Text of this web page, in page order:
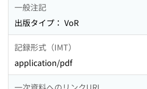
一般注記
出版タイプ： VoR
記録形式（IMT）
application/pdf